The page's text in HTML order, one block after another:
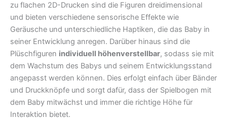
zu flachen 2D-Drucken sind die Figuren dreidimensional
und bieten verschiedene sensorische Effekte wie
Geräusche und unterschiedliche Haptiken, die das Baby in
seiner Entwicklung anregen. Darüber hinaus sind die
Plüschfiguren individuell höhenverstellbar, sodass sie mit
dem Wachstum des Babys und seinem Entwicklungsstand
angepasst werden können. Dies erfolgt einfach über Bänder
und Druckknöpfe und sorgt dafür, dass der Spielbogen mit
dem Baby mitwächst und immer die richtige Höhe für
Interaktion bietet.